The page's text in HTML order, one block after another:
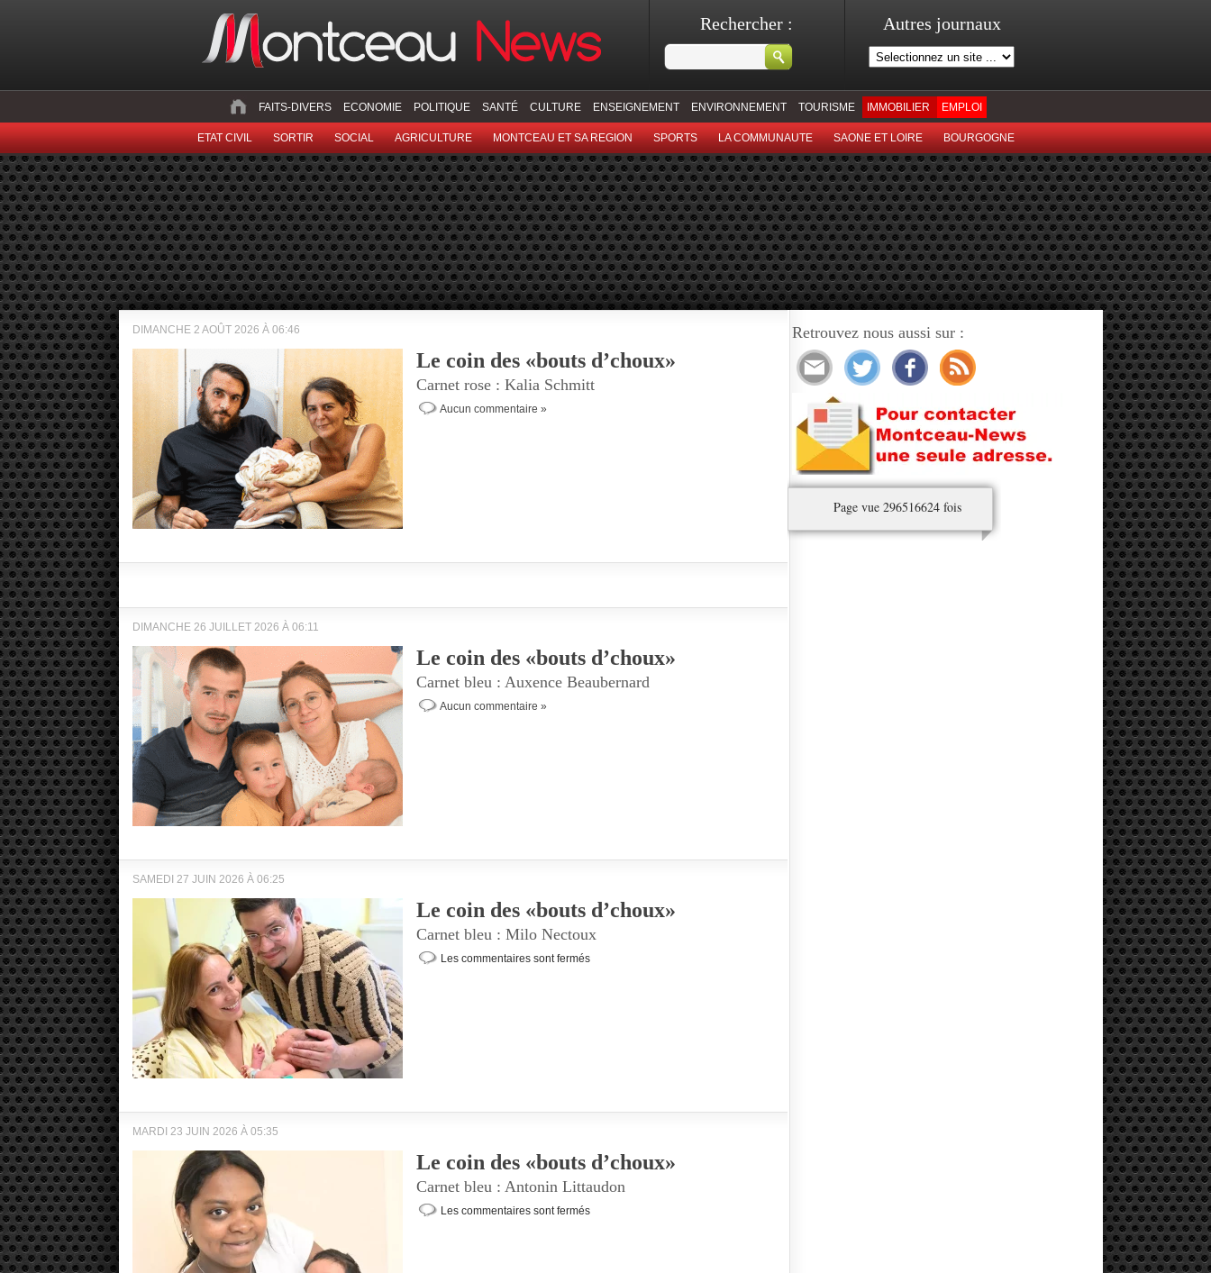
Rechercher : Autres journaux
FAITS-DIVERS ECONOMIE POLITIQUE SANTÉ CULTURE ENSEIGNEMENT ENVIRONNEMENT TOURISME IMMOBILIER EMPLOI
ETAT CIVIL SORTIR SOCIAL AGRICULTURE MONTCEAU ET SA REGION SPORTS LA COMMUNAUTE SAONE ET LOIRE BOURGOGNE
DIMANCHE 2 AOÛT 2026 À 06:46
Le coin des «bouts d’choux»
Carnet rose : Kalia Schmitt
Aucun commentaire »
DIMANCHE 26 JUILLET 2026 À 06:11
Le coin des «bouts d’choux»
Carnet bleu : Auxence Beaubernard
Aucun commentaire »
SAMEDI 27 JUIN 2026 À 06:25
Le coin des «bouts d’choux»
Carnet bleu : Milo Nectoux
Les commentaires sont fermés
MARDI 23 JUIN 2026 À 05:35
Le coin des «bouts d’choux»
Carnet bleu : Antonin Littaudon
Les commentaires sont fermés
Retrouvez nous aussi sur :
Page vue 296516624 fois